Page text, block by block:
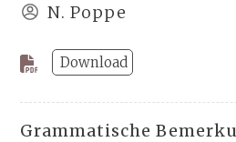
N. Poppe
Download
Grammatische